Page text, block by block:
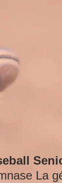
La